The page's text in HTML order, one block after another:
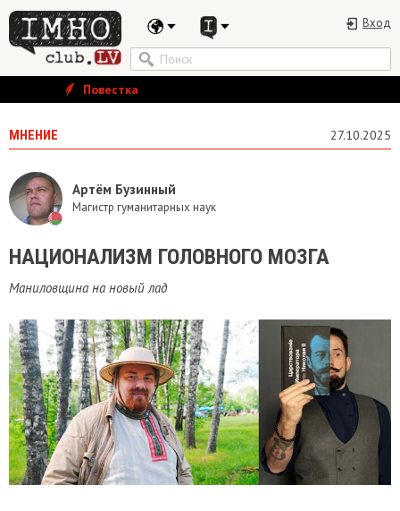
Вход
Повестка
МНЕНИЕ 27.10.2025
Артём Бузинный
Магистр гуманитарных наук
​НАЦИОНАЛИЗМ ГОЛОВНОГО МОЗГА
Маниловщина на новый лад